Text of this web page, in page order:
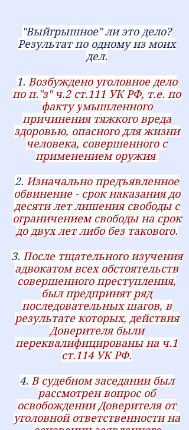
"Выйгрышное" ли это дело?
Результат по одному из моих
дел.
1. Возбуждено уголовное дело
по п."з" ч.2 ст.111 УК РФ, т.е. по
факту умышленного
причинения тяжкого вреда
здоровью, опасного для жизни
человека, совершенного с
применением оружия.
2. Изначально предъявленное
обвинение - срок наказания до
десяти лет лишения свободы с
ограничением свободы на срок
до двух лет либо без такового.
3. После тщательного изучения
адвокатом всех обстоятельств
совершенного преступления,
был предпринят ряд
последовательных шагов, в
результате которых, действия
Доверителя были
переквалифицированы на ч.1
ст.114 УК РФ.
4. В судебном заседании был
рассмотрен вопрос об
освобождении Доверителя от
уголовной ответственности на